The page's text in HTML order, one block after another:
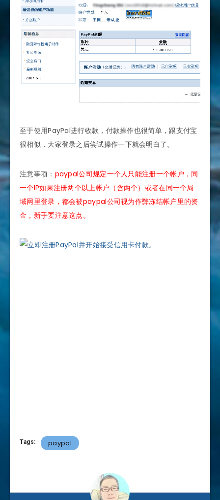
至于使用PayPal进行收款，付款操作也很简单，跟支付宝
很相似，大家登录之后尝试操作一下就会明白了。
注意事项： paypal公司规定一个人只能注册一个帐户，同
一个IP如果注册两个以上帐户（含两个）或者在同一个局
域网里登录，都会被paypal公司视为作弊冻结帐户里的资
金，新手要注意这点。
Tags: paypal